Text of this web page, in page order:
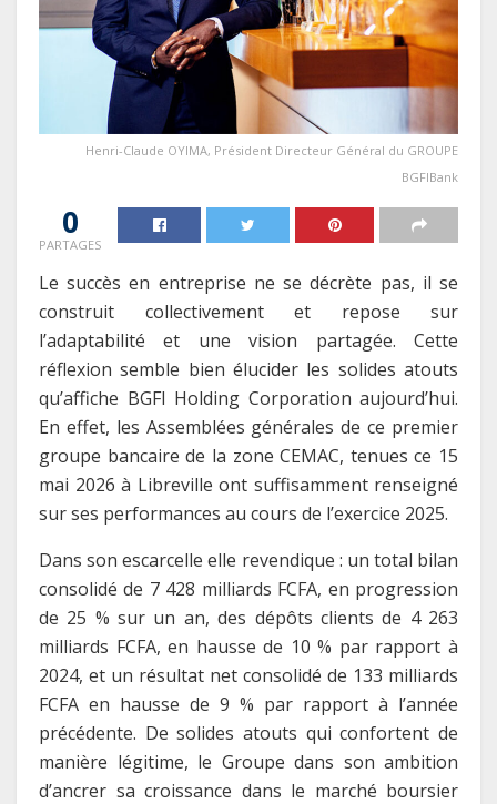
Henri-Claude OYIMA, Président Directeur Général du GROUPE
BGFIBank
0
PARTAGES
Le succès en entreprise ne se décrète pas, il se
construit collectivement et repose sur
l’adaptabilité et une vision partagée. Cette
réflexion semble bien élucider les solides atouts
qu’affiche BGFI Holding Corporation aujourd’hui.
En effet, les Assemblées générales de ce premier
groupe bancaire de la zone CEMAC, tenues ce 15
mai 2026 à Libreville ont suffisamment renseigné
sur ses performances au cours de l’exercice 2025.
Dans son escarcelle elle revendique : un total bilan
consolidé de 7 428 milliards FCFA, en progression
de 25 % sur un an, des dépôts clients de 4 263
milliards FCFA, en hausse de 10 % par rapport à
2024, et un résultat net consolidé de 133 milliards
FCFA en hausse de 9 % par rapport à l’année
précédente. De solides atouts qui confortent de
manière légitime, le Groupe dans son ambition
d’ancrer sa croissance dans le marché boursier